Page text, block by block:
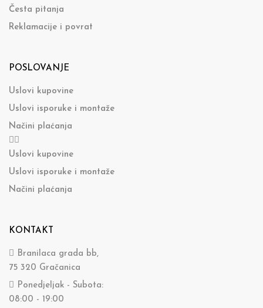
Česta pitanja
Reklamacije i povrat
POSLOVANJE
Uslovi kupovine
Uslovi isporuke i montaže
Načini plaćanja
Uslovi kupovine
Uslovi isporuke i montaže
Načini plaćanja
KONTAKT
Branilaca grada bb,
75 320 Gračanica
Ponedjeljak - Subota:
08:00 - 19:00